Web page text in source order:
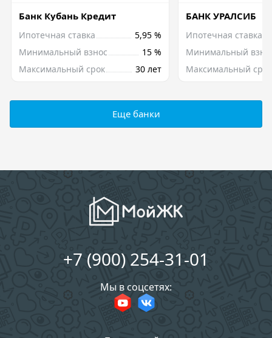
Банк Кубань Кредит
Ипотечная ставка
5,95 %
Минимальный взнос
15 %
Максимальный срок
30 лет
БАНК УРАЛСИБ
Ипотечная ставка
Минимальный
Максимальный срок
Еще банки
+7 (900) 254-31-01
Мы в соцсетях: